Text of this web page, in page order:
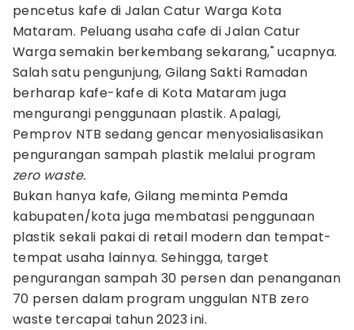
pencetus kafe di Jalan Catur Warga Kota
Mataram. Peluang usaha cafe di Jalan Catur
Warga semakin berkembang sekarang," ucapnya.
Salah satu pengunjung, Gilang Sakti Ramadan
berharap kafe-kafe di Kota Mataram juga
mengurangi penggunaan plastik. Apalagi,
Pemprov NTB sedang gencar menyosialisasikan
pengurangan sampah plastik melalui program
zero waste.
Bukan hanya kafe, Gilang meminta Pemda
kabupaten/kota juga membatasi penggunaan
plastik sekali pakai di retail modern dan tempat-
tempat usaha lainnya. Sehingga, target
pengurangan sampah 30 persen dan penanganan
70 persen dalam program unggulan NTB zero
waste tercapai tahun 2023 ini.